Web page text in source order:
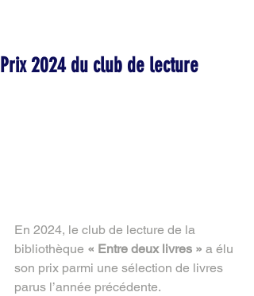
Prix 2024 du club de lecture
En 2024, le club de lecture de la
bibliothèque « Entre deux livres » a élu
son prix parmi une sélection de livres
parus l’année précédente.